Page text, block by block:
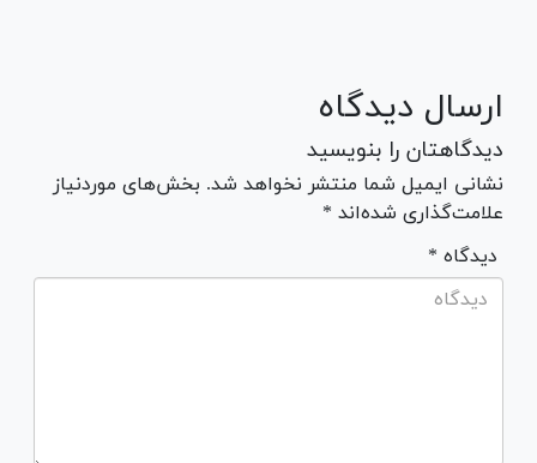
ارسال دیدگاه
دیدگاهتان را بنویسید
نشانی ایمیل شما منتشر نخواهد شد. بخش‌های موردنیاز
علامت‌گذاری شده‌اند *
* دیدگاه